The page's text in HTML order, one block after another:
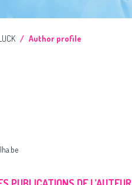
Author profile